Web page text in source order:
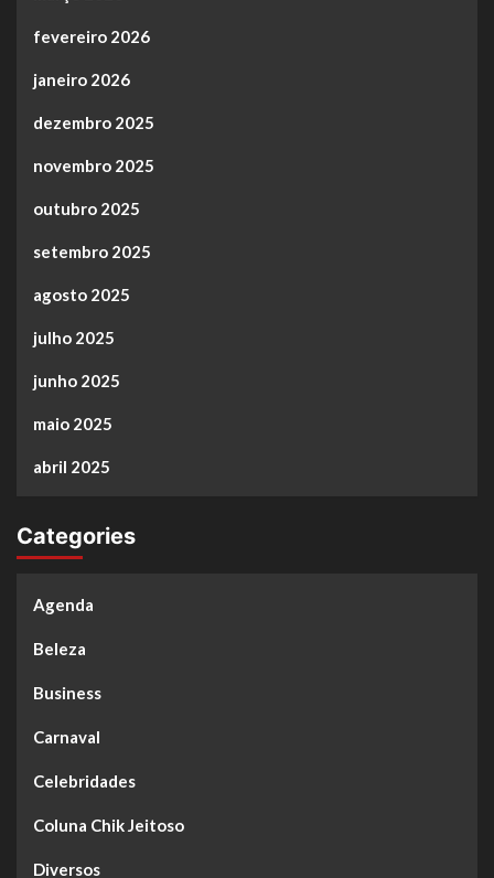
fevereiro 2026
janeiro 2026
dezembro 2025
novembro 2025
outubro 2025
setembro 2025
agosto 2025
julho 2025
junho 2025
maio 2025
abril 2025
Categories
Agenda
Beleza
Business
Carnaval
Celebridades
Coluna Chik Jeitoso
Diversos